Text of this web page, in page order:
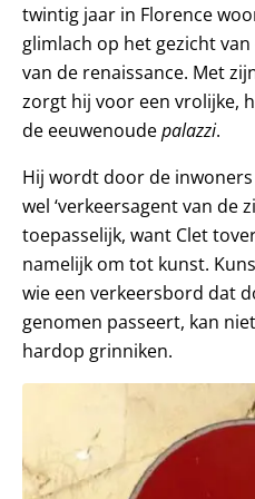
twintig jaar in Florence
glimlach op het gezicht
van de renaissance. Met
zorgt hij voor een vrolijke,
de eeuwenoudepalazzi.
Hij wordt door de
wel ‘verkeersagent van de
toepasselijk, want Clet
namelijk om tot kunst.
wie een verkeersbord dat
genomen passeert, kan
hardop grinniken.